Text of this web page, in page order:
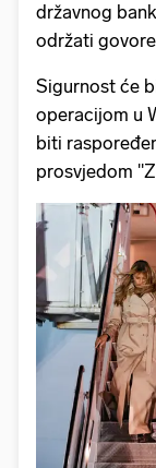
državnog
održati
Sigurnost će
operacijom u
biti
prosvjedom